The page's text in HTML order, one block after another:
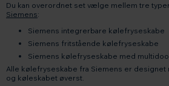
Du kan overordnet set vælge mellem tre
Siemens:
Siemens integrerbare kølefryseskabe
Siemens fritstående kølefryseskabe
Siemens kølefryseskabe med
Alle kølefryseskabe fra Siemens er
og køleskabet øverst.